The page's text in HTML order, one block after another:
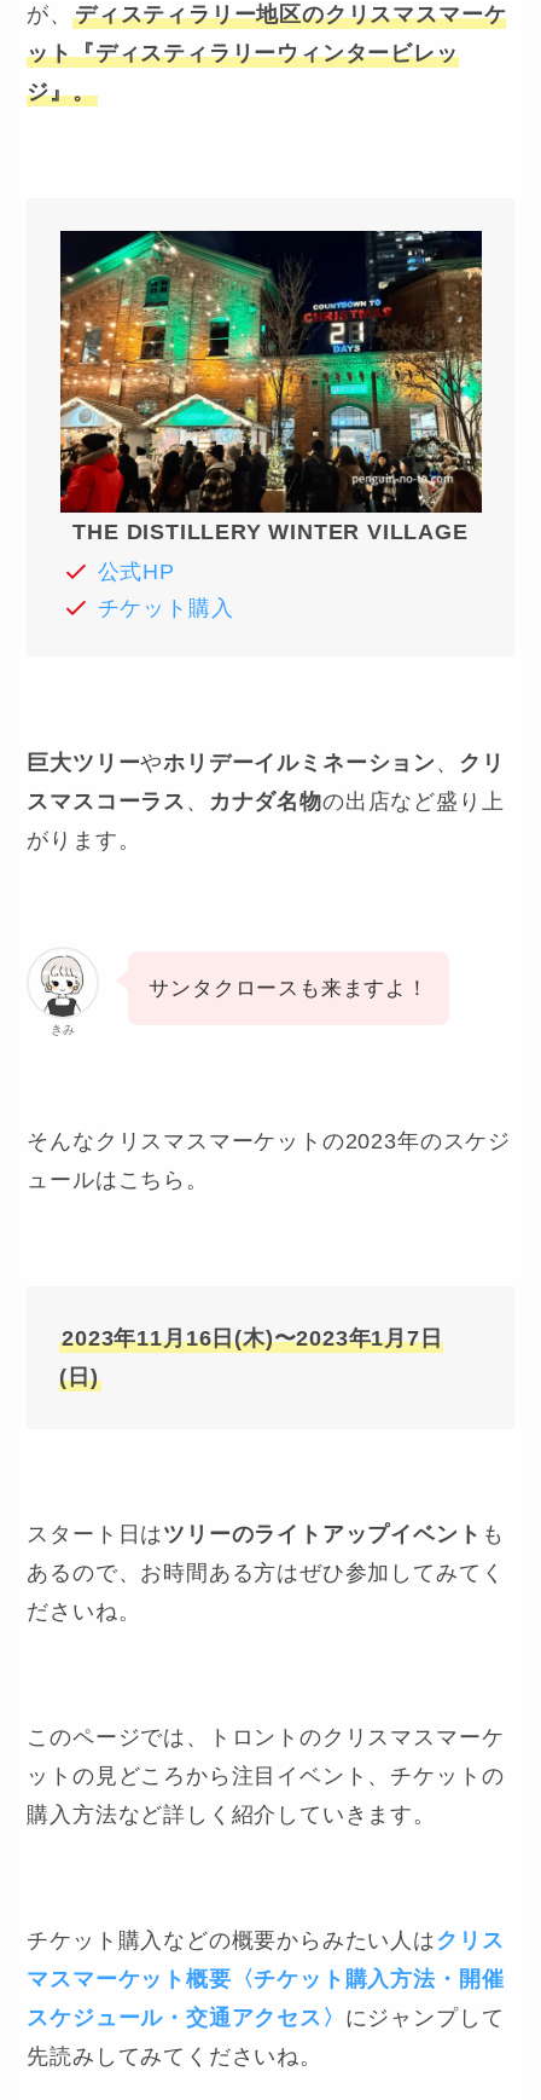
が、ディスティラリー地区のクリスマスマーケ
ット『ディスティラリーウィンタービレッ
ジ』。
THE DISTILLERY WINTER VILLAGE
公式HP
チケット購入
巨大ツリーやホリデーイルミネーション 、 クリ
スマスコーラス 、 カナダ名物の出店など盛り上
がります。
きみ
サンタクロースも来ますよ！
そんなクリスマスマーケットの2023年のスケジ
ュールはこちら。
2023年11月16日(木)〜2023年1月7日
(日)
スタート日はツリーのライトアップイベント も
あるので、お時間ある方はぜひ参加してみてく
ださいね。
このページでは、トロントのクリスマスマーケ
ットの見どころから注目イベント、チケットの
購入方法など詳しく紹介していきます。
チケット購入などの概要からみたい人はクリス
マスマーケット概要〈チケット購入方法・開催
スケジュール・交通アクセス〉 にジャンプして
先読みしてみてくださいね。